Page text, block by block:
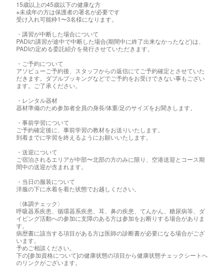
15歳以上の45歳以下の健康な方
※未成年の方は保護者の署名が必要です
受け入れ可能枠1〜3名様になります。
・講習が中断した場合について
PADIの講習が途中で中断した場合(期間中に終了出来なかったなど)は、
PADIの定める委託紹介を発行させていただきます。
・ご予約について
アソビューご予約後、スタッフからの返信にてご予約確定とさせていた
だきます。ダブルブッキングなどでご予約をお受けできない事もござい
ます。ご了承ください。
・レンタル器材
器材準備のため参加者全員の身長/体重/足のサイズをお聞きします。
・事前学習について
ご予約確定後に、事前学習の教材をお送りいたします。
到着までに学習を終えるようにお願いいたします。
・送迎について
ご宿泊されるエリアが中部〜北部の方のみに限り、空港送迎とコース期
間中の送迎が含まれます。
・当日の服装について
洋服の下に水着を着た状態でお越しください。
〈体調チェック〉
呼吸器系疾患、循環器系疾患、耳、鼻の疾患、てんかん、糖尿病等、ダ
イビング活動への参加に支障のある方は参加をお断りする場合がありま
す。
病歴書に該当する項目がある方は医師の診断書が必要になる場合がござ
います。
予めご相談ください。
下の[参加資格について]の健康状態の項目から健康状態チェックシートへ
のリンクがございます。